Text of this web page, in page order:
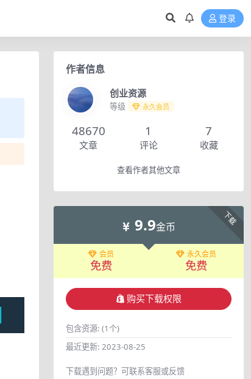
登录
作者信息
创业资源
等级 永久会员
48670
文章
1
评论
7
收藏
查看作者其他文章
下载
9.9金币
会员
免费
永久会员
免费
购买下载权限
包含资源: (1个)
最近更新: 2023-08-25
下载遇到问题？可联系客服或反馈